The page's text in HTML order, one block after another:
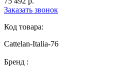
Заказать звонок
Код товара:
Cattelan-Italia-76
Бренд :